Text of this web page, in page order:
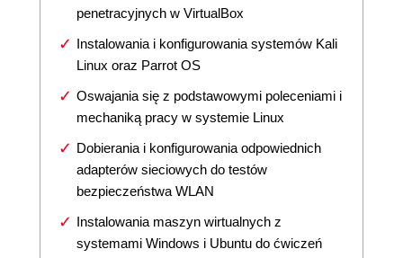
penetracyjnych w VirtualBox
Instalowania i konfigurowania systemów Kali
Linux oraz Parrot OS
Oswajania się z podstawowymi poleceniami i
mechaniką pracy w systemie Linux
Dobierania i konfigurowania odpowiednich
adapterów sieciowych do testów
bezpieczeństwa WLAN
Instalowania maszyn wirtualnych z
systemami Windows i Ubuntu do ćwiczeń